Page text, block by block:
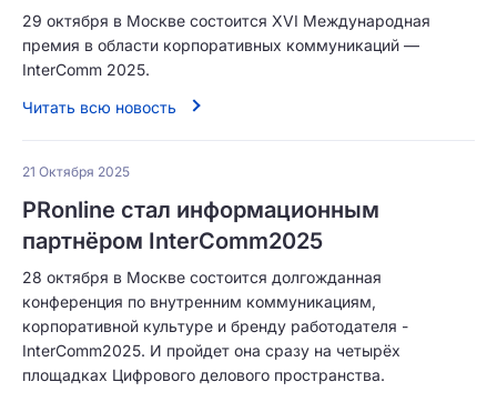
29 октября в Москве состоится XVI Международная
премия в области корпоративных коммуникаций —
InterComm 2025.
Читать всю новость
21 Октября 2025
PRonline стал информационным
партнёром InterComm2025
28 октября в Москве состоится долгожданная
конференция по внутренним коммуникациям,
корпоративной культуре и бренду работодателя -
InterComm2025. И пройдет она сразу на четырёх
площадках Цифрового делового пространства.